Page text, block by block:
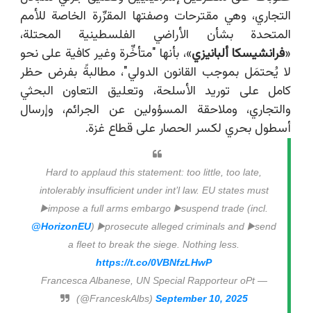
التجاري، وهي مقترحات وصفتها المقرِّرة الخاصة للأمم
المتحدة بشأن الأراضي الفلسطينية المحتلة،
«فرانشيسكا ألبانيزي»، بأنها "متأخِّرة وغير كافية على نحو
لا يُحتمَل بموجب القانون الدولي"، مطالبةً بفرض حظر
كامل على توريد الأسلحة، وتعليق التعاون البحثي
والتجاري، وملاحقة المسؤولين عن الجرائم، وإرسال
أسطول بحري لكسر الحصار على قطاع غزة.
Hard to applaud this statement: too little, too late,
intolerably insufficient under int’l law. EU states must
▶️impose a full arms embargo ▶️suspend trade (incl.
@HorizonEU) ▶️prosecute alleged criminals and ▶️send
a fleet to break the siege. Nothing less.
https://t.co/0VBNfzLHwP
— Francesca Albanese, UN Special Rapporteur oPt
(@FranceskAlbs) September 10, 2025